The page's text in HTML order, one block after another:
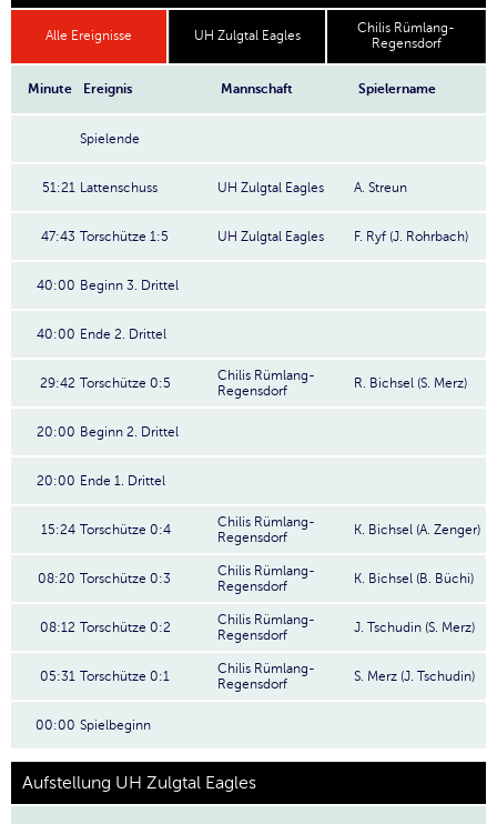
Alle Ereignisse UH Zulgtal Eagles
Chilis Rümlang-
Regensdorf
Minute Ereignis Mannschaft Spielername
Spielende
51:21 Lattenschuss UH Zulgtal Eagles A. Streun
47:43 Torschütze 1:5 UH Zulgtal Eagles F. Ryf (J. Rohrbach)
40:00 Beginn 3. Drittel
40:00 Ende 2. Drittel
29:42 Torschütze 0:5
Chilis Rümlang-
Regensdorf
R. Bichsel (S. Merz)
20:00 Beginn 2. Drittel
20:00 Ende 1. Drittel
15:24 Torschütze 0:4
Chilis Rümlang-
Regensdorf
K. Bichsel (A. Zenger)
08:20 Torschütze 0:3
Chilis Rümlang-
Regensdorf
K. Bichsel (B. Büchi)
08:12 Torschütze 0:2
Chilis Rümlang-
Regensdorf
J. Tschudin (S. Merz)
05:31 Torschütze 0:1
Chilis Rümlang-
Regensdorf
S. Merz (J. Tschudin)
00:00 Spielbeginn
Aufstellung UH Zulgtal Eagles